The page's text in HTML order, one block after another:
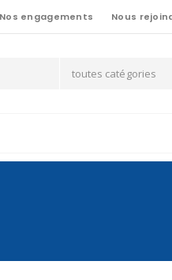
Nos engagements Nous
toutes catégories